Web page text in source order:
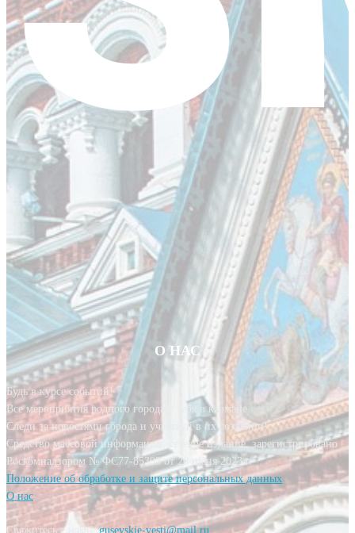
О НАС
Будь в курсе событий!
Все мероприятия родного города у тебя в кармане.
Следи за новостями города и участвуй в их создании!
Средство массовой информации, сетевое издание, зарегистрировано
Роскомнадзором № ФС77-85393 от 20 июня 2023 г.
Положение об обработке и защите персональных данных
О нас
Свяжитесь с нами:gusevskie-vesti@mail.ru